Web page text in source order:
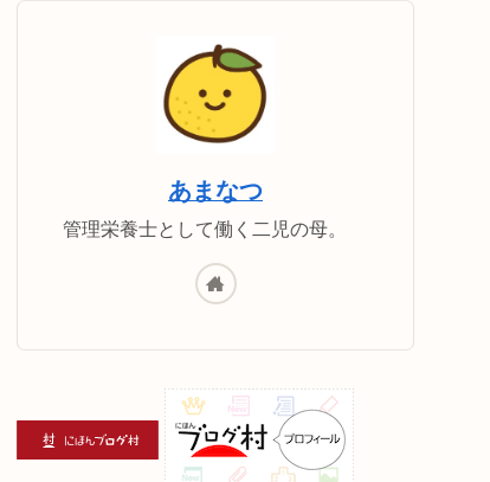
あまなつ
管理栄養士として働く二児の母。